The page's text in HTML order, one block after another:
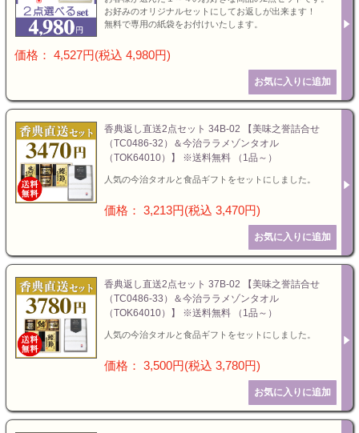
お好みのオリジナルセットにしてお返しが出来ます！
無料で専用の紙袋をお付けいたします。
価格： 4,527円(税込 4,980円)
香典返し直送2点セット 34B-02 【美味之誉詰合せ
（TC0486-32）＆今治ララメゾンタオル
（TOK64010）】 ※送料無料 （1品～）
人気の今治タオルと食品ギフトをセットにしました。
価格： 3,213円(税込 3,470円)
香典返し直送2点セット 37B-02 【美味之誉詰合せ
（TC0486-33）＆今治ララメゾンタオル
（TOK64010）】 ※送料無料 （1品～）
人気の今治タオルと食品ギフトをセットにしました。
価格： 3,500円(税込 3,780円)